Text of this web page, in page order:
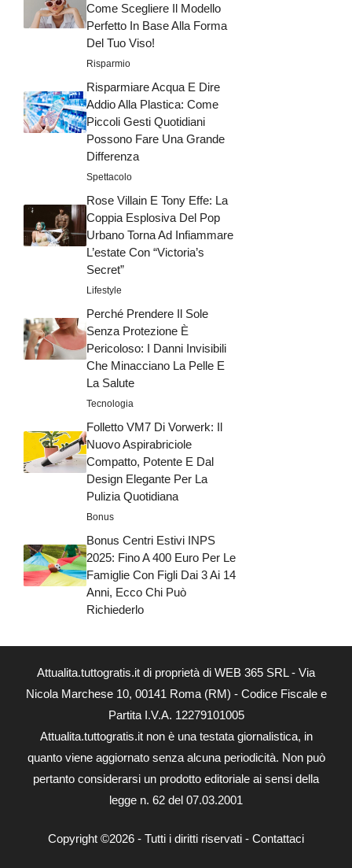
Come Scegliere Il Modello
Perfetto In Base Alla Forma
Del Tuo Viso!
Risparmio
Risparmiare Acqua E Dire
Addio Alla Plastica: Come
Piccoli Gesti Quotidiani
Possono Fare Una Grande
Differenza
Spettacolo
Rose Villain E Tony Effe: La
Coppia Esplosiva Del Pop
Urbano Torna Ad Infiammare
L’estate Con “Victoria’s
Secret”
Lifestyle
Perché Prendere Il Sole
Senza Protezione È
Pericoloso: I Danni Invisibili
Che Minacciano La Pelle E
La Salute
Tecnologia
Folletto VM7 Di Vorwerk: Il
Nuovo Aspirabriciole
Compatto, Potente E Dal
Design Elegante Per La
Pulizia Quotidiana
Bonus
Bonus Centri Estivi INPS
2025: Fino A 400 Euro Per Le
Famiglie Con Figli Dai 3 Ai 14
Anni, Ecco Chi Può
Richiederlo
Attualita.tuttogratis.it di proprietà di WEB 365 SRL - Via
Nicola Marchese 10, 00141 Roma (RM) - Codice Fiscale e
Partita I.V.A. 12279101005
Attualita.tuttogratis.it non è una testata giornalistica, in
quanto viene aggiornato senza alcuna periodicità. Non può
pertanto considerarsi un prodotto editoriale ai sensi della
legge n. 62 del 07.03.2001
Copyright ©2026 - Tutti i diritti riservati - Contattaci